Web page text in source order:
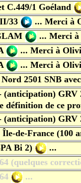
C.449/1 Goéland
33
... Merci à
... Merci
... Merci à
... Merci à
2501 SNB
GRV
définition de ce
GRV
de-France (100
Bi 2)
...
(quelques
...